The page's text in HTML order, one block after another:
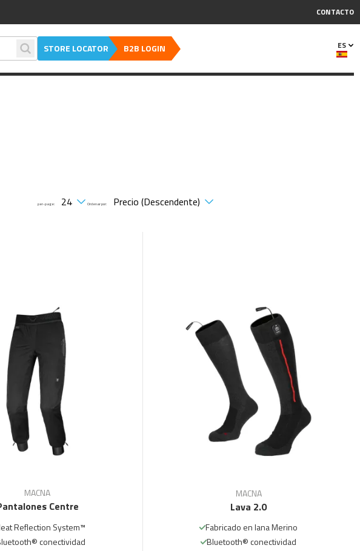
CONTACTO
STORE LOCATOR B2B LOGIN ES
per-page: Ordenar por:
MACNA
Centre
Reflection System™
conectividad
MACNA
Lava 2.0
Fabricado en lana Merino
Bluetooth® conectividad